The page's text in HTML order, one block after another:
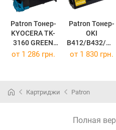
Patron Тонер-
KYOCERA TK-
3160 GREEN
Label PN-
Patron Тонер-
OKI
B412/B432/MB
472/MB492/M
(PN-B432R)
от 1 286 грн. от 1 830 грн.
Картриджи Patron
Полная